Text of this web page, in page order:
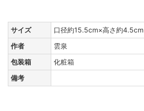
サイズ
口径約15.5cm×高さ約4.5cm
作者
雲泉
包装箱
化粧箱
備考